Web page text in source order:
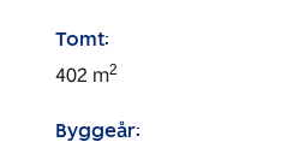
Tomt:
402 m2
Byggeår: